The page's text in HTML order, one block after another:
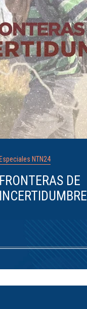
NTN24
FRONTERAS DE
INCERTIDUMBRE